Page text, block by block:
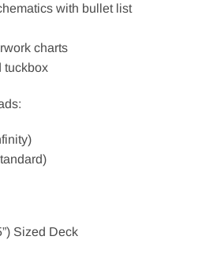
with bullet list
charts
tuckbox
Sized Deck